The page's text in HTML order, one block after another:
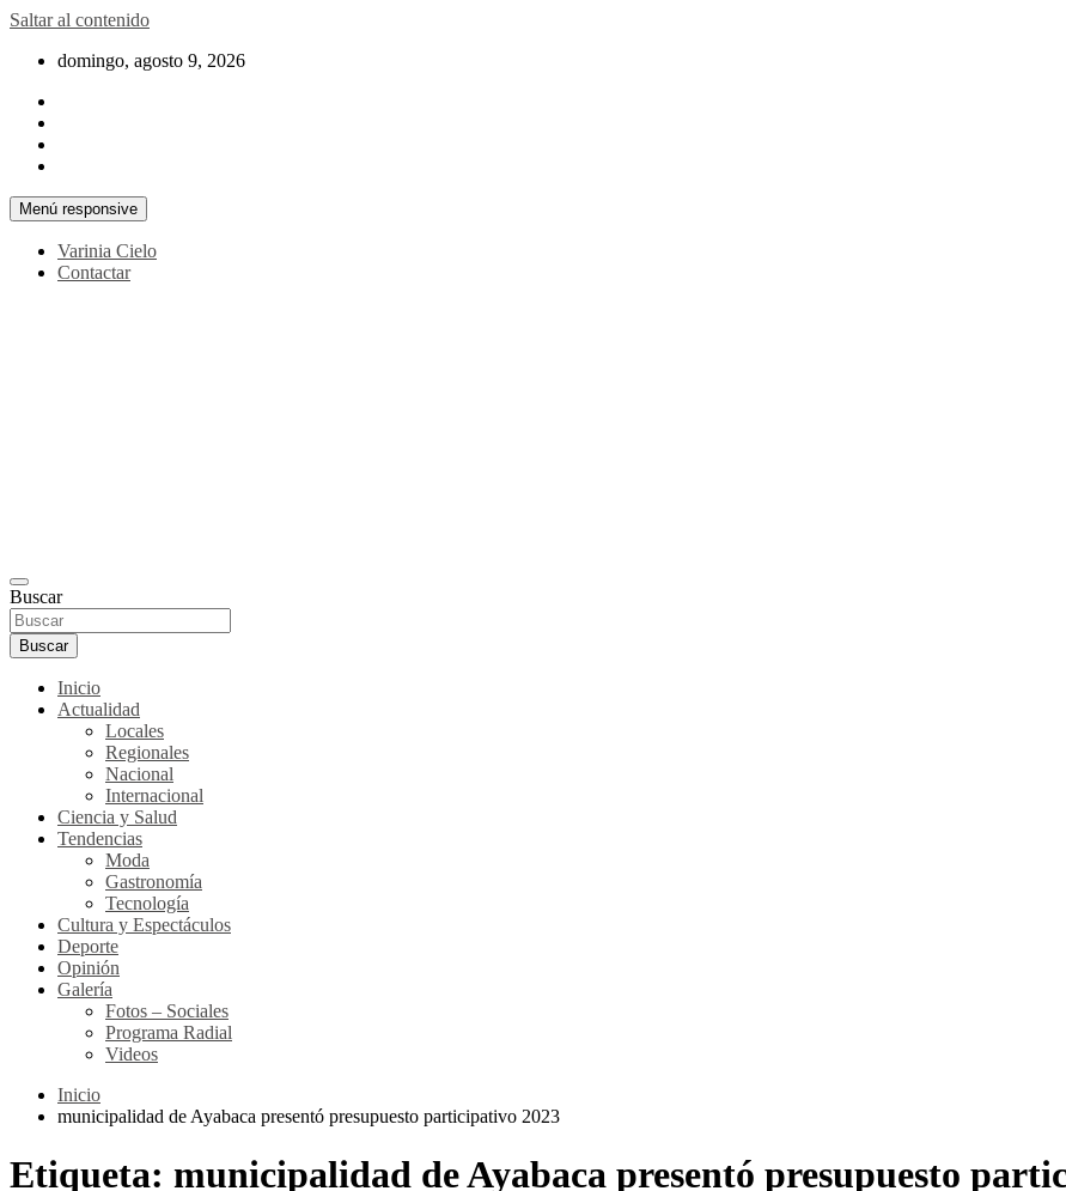
Saltar al contenido
domingo, agosto 9, 2026
Menú responsive
Varinia Cielo
Contactar
Buscar
Buscar
Inicio
Actualidad
Locales
Regionales
Nacional
Internacional
Ciencia y Salud
Tendencias
Moda
Gastronomía
Tecnología
Cultura y Espectáculos
Deporte
Opinión
Galería
Fotos – Sociales
Programa Radial
Videos
Inicio
municipalidad de Ayabaca presentó presupuesto participativo 2023
Etiqueta: municipalidad de Ayabaca presentó presupuesto